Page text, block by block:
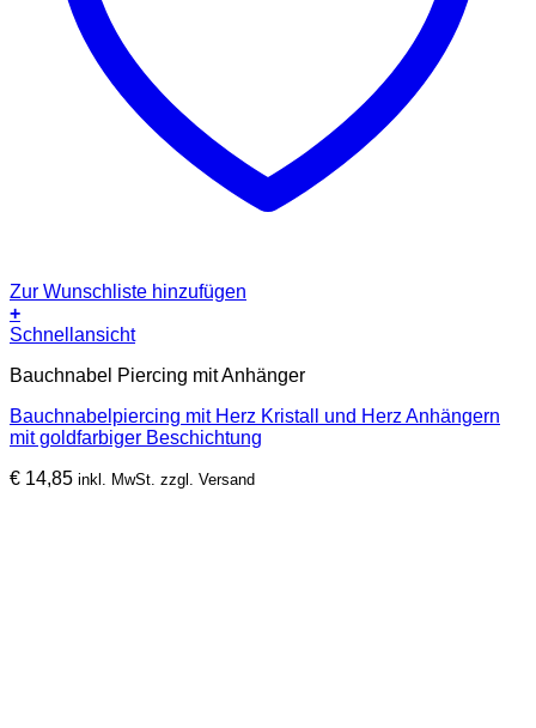
Zur Wunschliste hinzufügen
+
Schnellansicht
Bauchnabel Piercing mit Anhänger
Bauchnabelpiercing mit Herz Kristall und Herz Anhängern
mit goldfarbiger Beschichtung
€ 14,85 inkl. MwSt. zzgl. Versand